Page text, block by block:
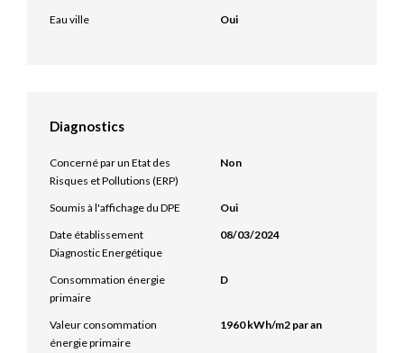
Eau ville
Oui
Diagnostics
Concerné par un Etat des
Risques et Pollutions (ERP)
Non
Soumis à l'affichage du DPE
Oui
Date établissement
Diagnostic Energétique
08/03/2024
Consommation énergie
primaire
D
Valeur consommation
énergie primaire
1960 kWh/m2 par an